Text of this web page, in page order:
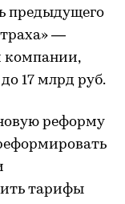
предыдущего
—
компании,
17 млрд руб.
реформу
тарифы